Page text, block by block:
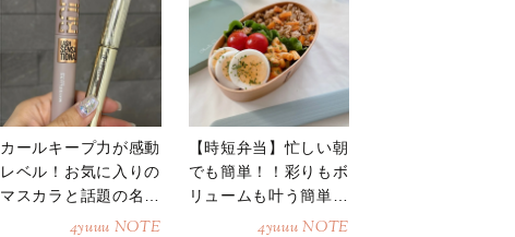
カールキープ力が感動
レベル！お気に入りの
マスカラと話題の名品
4yuuu NOTE
【時短弁当】忙しい朝
でも簡単！！彩りもボ
リュームも叶う簡単そ
4yuuu NOTE